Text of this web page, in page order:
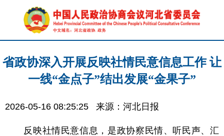
省政协深入开展反映社情民意信息工作 让
一线“金点子”结出发展“金果子”
2026-05-16 08:25:25 来源：河北日报
反映社情民意信息，是政协察民情、听民声、汇